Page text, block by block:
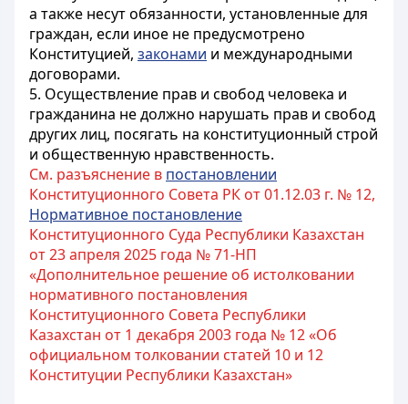
а также несут обязанности, установленные для
граждан, если иное не предусмотрено
Конституцией, законами и международными
договорами.
5. Осуществление прав и свобод человека и
гражданина не должно нарушать прав и свобод
других лиц, посягать на конституционный строй
и общественную нравственность.
См. разъяснение в постановлении
Конституционного Совета РК от 01.12.03 г. № 12,
Нормативное постановление
Конституционного Суда Республики Казахстан
от 23 апреля 2025 года № 71-НП
«Дополнительное решение об истолковании
нормативного постановления
Конституционного Совета Республики
Казахстан от 1 декабря 2003 года № 12 «Об
официальном толковании статей 10 и 12
Конституции Республики Казахстан»